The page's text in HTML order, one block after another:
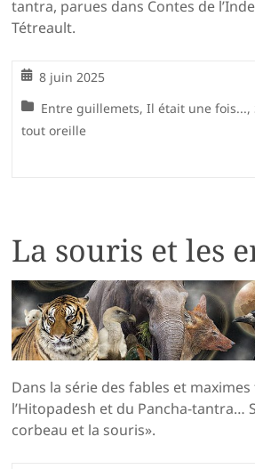
tantra, parues dans Contes de
Tétreault.
8 juin 2025
Entre guillemets,Il était une fois...,
tout oreille
La souris et les
Dans la série des fables et
l’Hitopadesh et du Pancha-tantra…
corbeau et la souris».